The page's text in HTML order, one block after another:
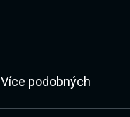
Více podobných